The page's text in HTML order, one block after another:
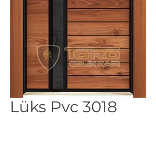
Lüks Pvc 3018